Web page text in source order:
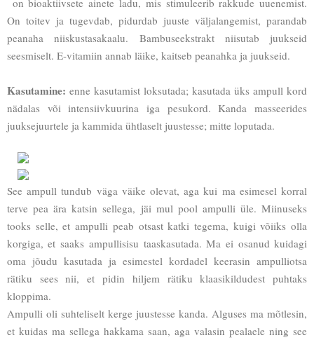
on bioaktiivsete ainete ladu, mis stimuleerib rakkude uuenemist.
On toitev ja tugevdab, pidurdab juuste väljalangemist, parandab
peanaha niiskustasakaalu. Bambuseekstrakt niisutab juukseid
seesmiselt. E-vitamiin annab läike, kaitseb peanahka ja juukseid.
Kasutamine: enne kasutamist loksutada; kasutada üks ampull kord
nädalas või intensiivkuurina iga pesukord. Kanda masseerides
juuksejuurtele ja kammida ühtlaselt juustesse; mitte loputada.
See ampull tundub väga väike olevat, aga kui ma esimesel korral
terve pea ära katsin sellega, jäi mul pool ampulli üle. Miinuseks
tooks selle, et ampulli peab otsast katki tegema, kuigi võiiks olla
korgiga, et saaks ampullisisu taaskasutada. Ma ei osanud kuidagi
oma jõudu kasutada ja esimestel kordadel keerasin ampulliotsa
rätiku sees nii, et pidin hiljem rätiku klaasikildudest puhtaks
kloppima.
Ampulli oli suhteliselt kerge juustesse kanda. Alguses ma mõtlesin,
et kuidas ma sellega hakkama saan, aga valasin pealaele ning see